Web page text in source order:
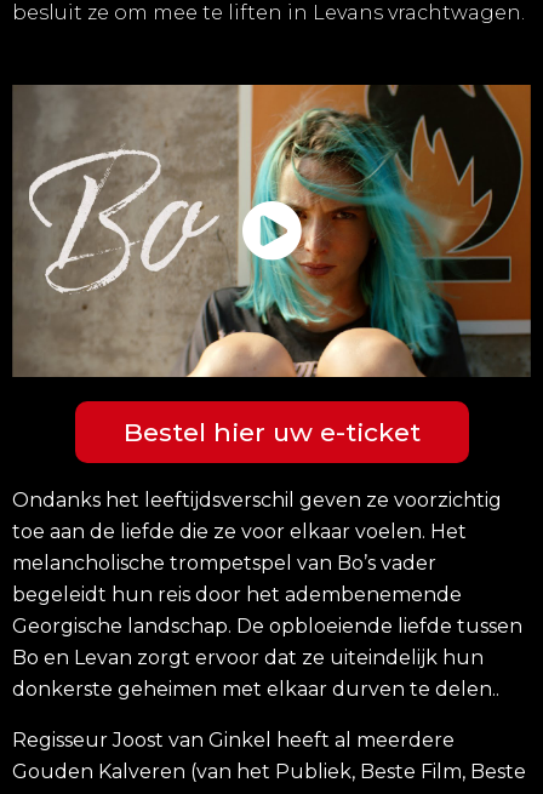
besluit ze om mee te liften in Levans vrachtwagen.
Bestel hier uw e-ticket
Ondanks het leeftijdsverschil geven ze voorzichtig
toe aan de liefde die ze voor elkaar voelen. Het
melancholische trompetspel van Bo’s vader
begeleidt hun reis door het adembenemende
Georgische landschap. De opbloeiende liefde tussen
Bo en Levan zorgt ervoor dat ze uiteindelijk hun
donkerste geheimen met elkaar durven te delen..
Regisseur Joost van Ginkel heeft al meerdere
Gouden Kalveren (van het Publiek, Beste Film, Beste